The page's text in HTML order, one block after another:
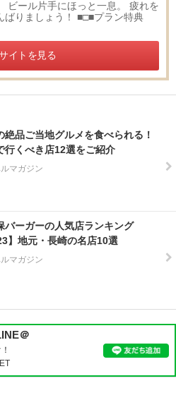
ビール片手にほっと一息。 疲れを
ばりましょう！ ■□■プラン特典
イトを見る
絶品ご当地グルメを食べられる！
行くべき店12選をご紹介
ルマガジン
バーガーの人気店ランキング
】地元・長崎の名店10選
ルマガジン
＠